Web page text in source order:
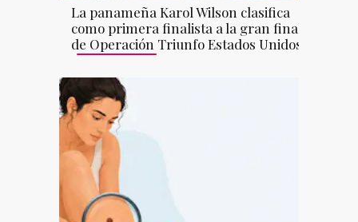
La panameña Karol Wilson clasifica
como primera finalista a la gran final
de Operación Triunfo Estados Unidos